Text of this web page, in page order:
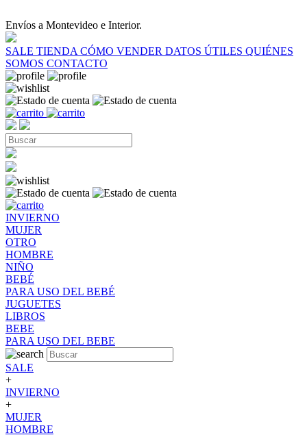
Envíos a Montevideo e Interior.
SALE TIENDA CÓMO VENDER DATOS ÚTILES QUIÉNES
SOMOS CONTACTO
INVIERNO
MUJER
OTRO
HOMBRE
NIÑO
BEBÉ
PARA USO DEL BEBÉ
JUGUETES
LIBROS
BEBE
PARA USO DEL BEBE
SALE
+
INVIERNO
+
MUJER
HOMBRE